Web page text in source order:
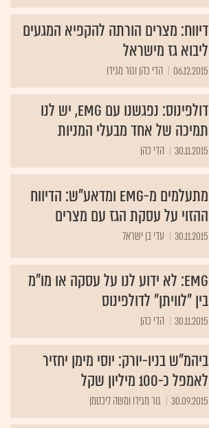
דיווח: מצרים הורתה להקפיא המגעים
ליבוא גז מישראל
06.12.2015 הדי כהן וגור מגידו
דולפינוס: נפגשנו עם EMG, יש לנו
תמיכה של אחד מבעלי המניות
30.11.2015 הדי כהן
מתעלמים מ-EMG ומדאע"ש: הדיווח
ההזוי על עסקת הגז עם מצרים
30.11.2015 עדי בן ישראל
EMG: לא ידוע לנו על עסקה או מו"מ
בין "לוויתן" לדולפינוס
30.11.2015 הדי כהן
ביהמ"ש בניו-יורק: יוסי מימן יחזיר
לאמפל כ-100 מיליון שקל
30.09.2015 גור מגידו ומשה ליכטמן